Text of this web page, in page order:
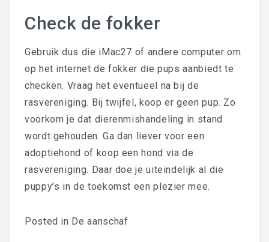
Check de fokker
Gebruik dus die iMac27 of andere computer om
op het internet de fokker die pups aanbiedt te
checken. Vraag het eventueel na bij de
rasvereniging. Bij twijfel, koop er geen pup. Zo
voorkom je dat dierenmishandeling in stand
wordt gehouden. Ga dan liever voor een
adoptiehond of koop een hond via de
rasvereniging. Daar doe je uiteindelijk al die
puppy’s in de toekomst een plezier mee.
Posted in De aanschaf